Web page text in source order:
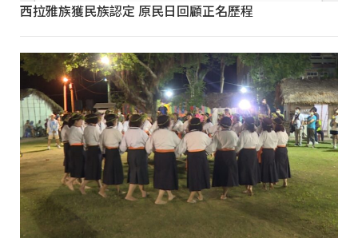
西拉雅族獲民族認定 原民日回顧正名歷程